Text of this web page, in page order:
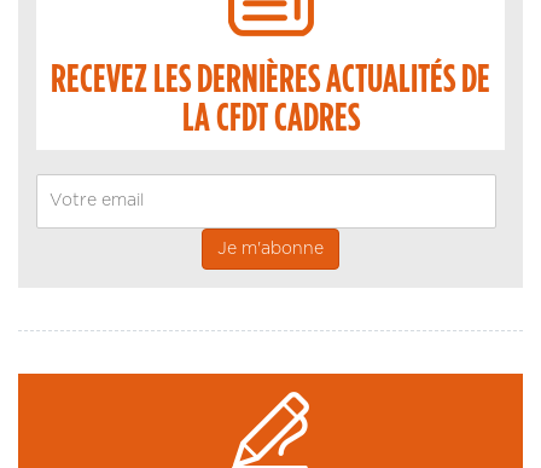
RECEVEZ LES DERNIÈRES ACTUALITÉS DE
LA CFDT CADRES